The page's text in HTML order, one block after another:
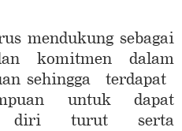
mendukung sebagai
komitmen dalam
sehingga terdapat
untuk dapat
diri turut serta